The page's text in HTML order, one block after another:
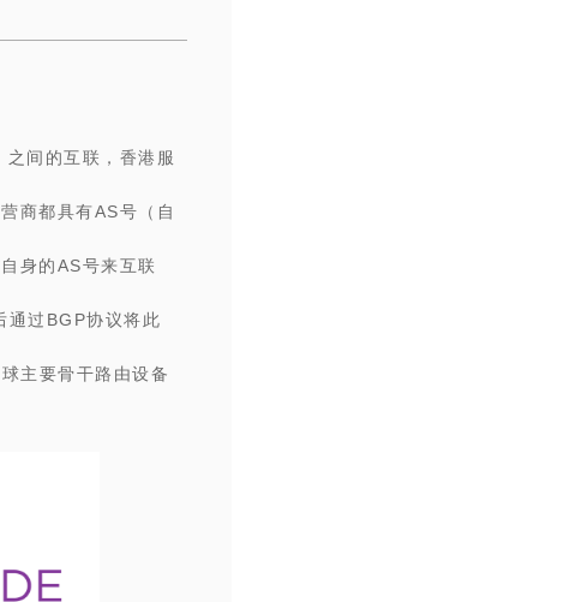
间的互联， 香港服
商都具有AS号（自
身的AS号来互联
通过BGP协议将此
主要骨干路由设备